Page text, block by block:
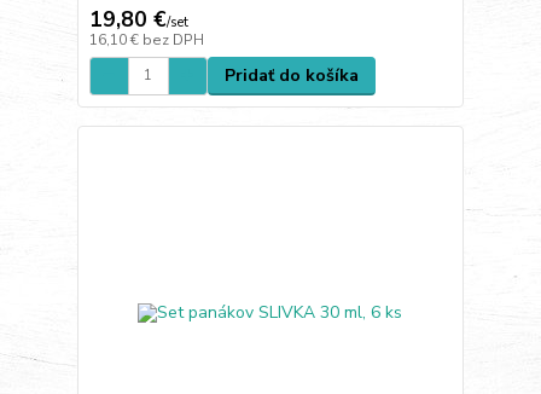
19,80 €/set
16,10 € bez DPH
Pridať do košíka